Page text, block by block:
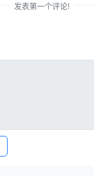
发表第一个评论!